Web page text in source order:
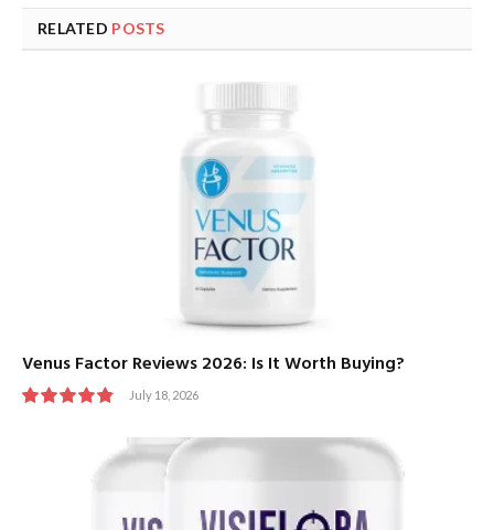
RELATED POSTS
Venus Factor Reviews 2026: Is It Worth Buying?
July 18, 2026